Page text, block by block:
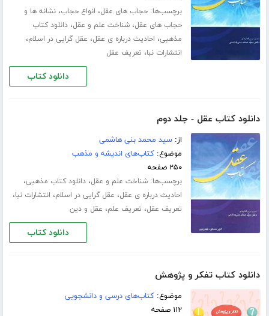
برچسب‌ها:حجاب های عقل، انواع حجاب،نشانه ها و
حجاب های عقل،شناخت علم و عقل،دانلود کتاب
مذهبی، احادیث درباره ی عقل، عقل گرایی در اسلام،
انتشارات نبا، تعریف عقل
دانلود کتاب
دانلود کتاب عقل - جلد دوم
از:سید محمد بنی هاشمی
موضوع:کتاب‌های اندیشه و مذهب
۲۵۰ صفحه
برچسب‌ها:شناخت علم و عقل،دانلود کتاب مذهبی،
احادیث درباره ی عقل، عقل گرایی در اسلام، انتشارات نبا،
تعریف عقل، تعریف علم، عقل و دین
دانلود کتاب
دانلود کتاب تفکر و پژوهش
موضوع:کتاب‌های درسی و دانشجویی
۱۱۲ صفحه